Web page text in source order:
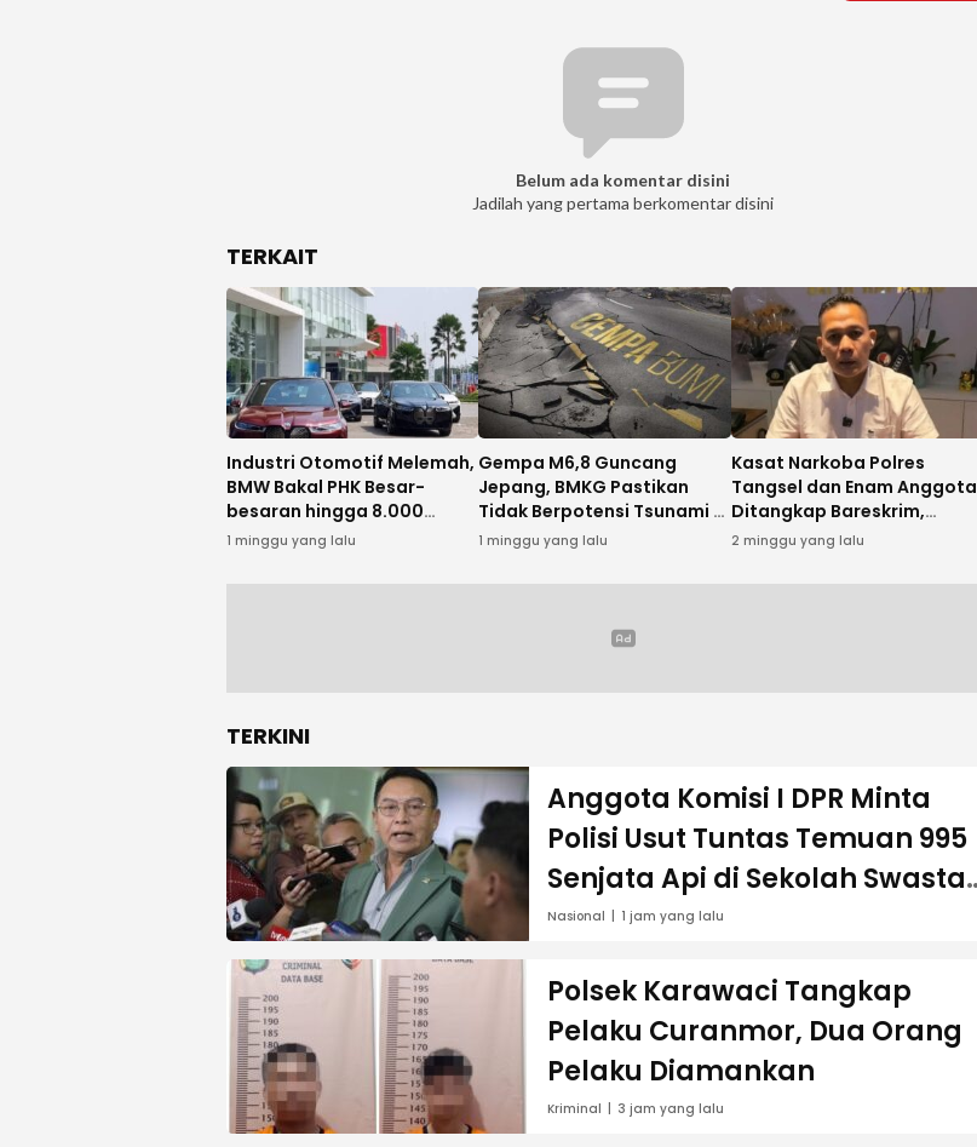
Belum ada komentar disini
Jadilah yang pertama berkomentar disini
TERKAIT
Industri Otomotif Melemah,
BMW Bakal PHK Besar-
besaran hingga 8.000
Karyawan
1 minggu yang lalu
Gempa M6,8 Guncang
Jepang, BMKG Pastikan
Tidak Berpotensi Tsunami di
Indonesia
1 minggu yang lalu
Kasat Narkoba Polres
Tangsel dan Enam Anggota
Ditangkap Bareskrim,
Diduga Terlibat Kasus
2 minggu yang lalu
TERKINI
Anggota Komisi I DPR Minta
Polisi Usut Tuntas Temuan 995
Senjata Api di Sekolah Swasta
Jaksel
Nasional 1 jam yang lalu
Polsek Karawaci Tangkap
Pelaku Curanmor, Dua Orang
Pelaku Diamankan
Kriminal 3 jam yang lalu